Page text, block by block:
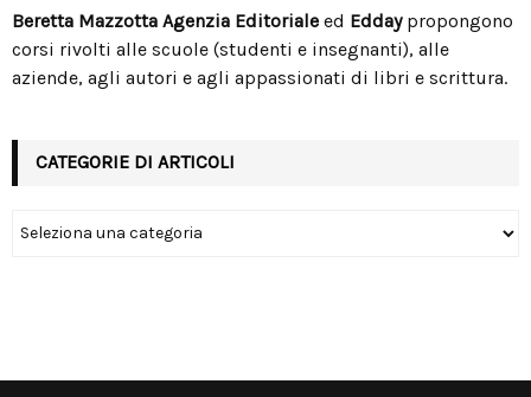
Beretta Mazzotta Agenzia Editoriale ed Edday propongono
corsi rivolti alle scuole (studenti e insegnanti), alle
aziende, agli autori e agli appassionati di libri e scrittura.
CATEGORIE DI ARTICOLI